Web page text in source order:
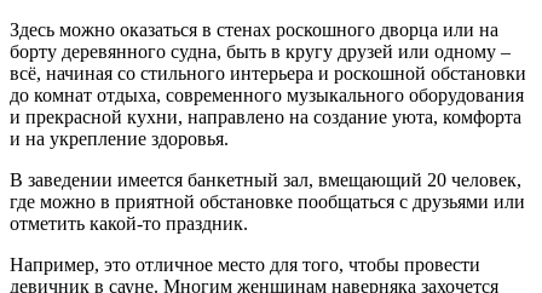
Здесь можно оказаться в стенах роскошного дворца или на
борту деревянного судна, быть в кругу друзей или одному –
всё, начиная со стильного интерьера и роскошной обстановки
до комнат отдыха, современного музыкального оборудования
и прекрасной кухни, направлено на создание уюта, комфорта
и на укрепление здоровья.
В заведении имеется банкетный зал, вмещающий 20 человек,
где можно в приятной обстановке пообщаться с друзьями или
отметить какой-то праздник.
Например, это отличное место для того, чтобы провести
девичник в сауне. Многим женщинам наверняка захочется